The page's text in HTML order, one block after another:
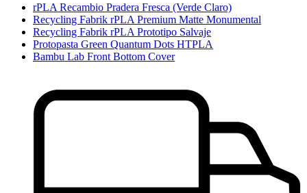
rPLA Recambio Pradera Fresca (Verde Claro)
Recycling Fabrik rPLA Premium Matte Monumental
Recycling Fabrik rPLA Prototipo Salvaje
Protopasta Green Quantum Dots HTPLA
Bambu Lab Front Bottom Cover